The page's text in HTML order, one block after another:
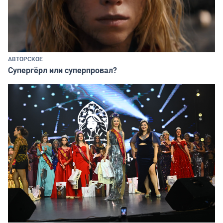
АВТОРСКОЕ
Супергёрл или суперпровал?